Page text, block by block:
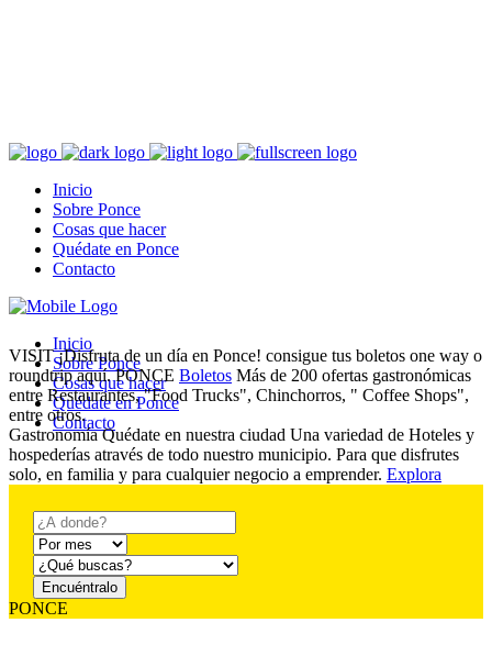
Inicio
Sobre Ponce
Cosas que hacer
Quédate en Ponce
Contacto
Inicio
Sobre Ponce
Cosas que hacer
Quédate en Ponce
Contacto
VISIT¡Disfruta de un día en Ponce! consigue tus boletos one way o
roundtrip aquí. PONCE Boletos Más de 200 ofertas gastronómicas
entre Restaurantes, "Food Trucks", Chinchorros, " Coffee Shops",
entre otros.
Gastronomía Quédate en nuestra ciudad Una variedad de Hoteles y
hospederías através de todo nuestro municipio. Para que disfrutes
solo, en familia y para cualquier negocio a emprender. Explora
PONCE